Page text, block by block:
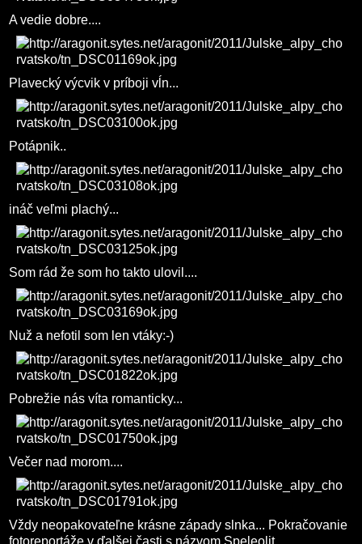
A vedie dobre....
Plavecký výcvik v príboji vĺn...
Potápnik..
ináč veľmi plachý...
Som rád že som ho takto ulovil....
Nuž a nefotil som len vtáky:-)
Pobrežie nás víta romanticky...
Večer nad morom....
Vždy neopakovateľne krásne západy slnka... Pokračovanie
fotoreportáže v ďalšej časti s názvom Speleolit..